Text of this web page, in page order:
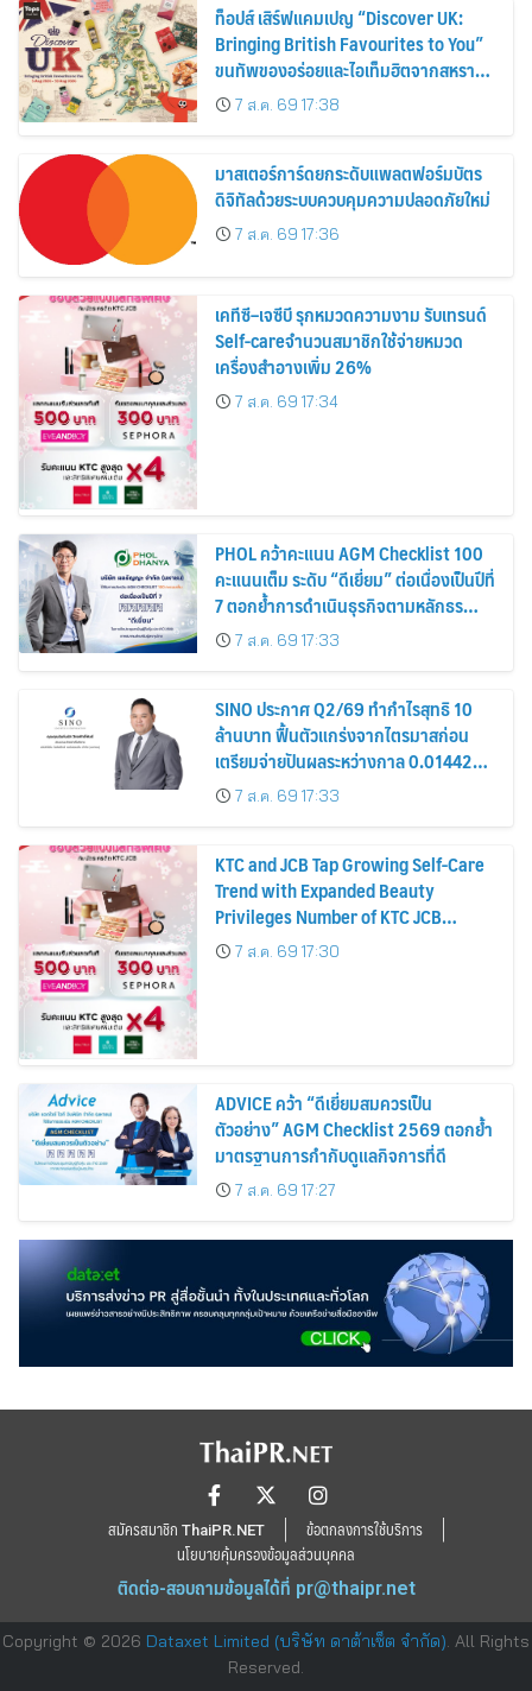
ท็อปส์ เสิร์ฟแคมเปญ “Discover UK:
Bringing British Favourites to You”
ขนทัพของอร่อยและไอเท็มฮิตจากสหราช
อาณาจักร ส่งตรงถึงมือตั้งแต่วันนี้ – 18
สิงหาคมนี้
7 ส.ค. 69 17:38
มาสเตอร์การ์ดยกระดับแพลตฟอร์มบัตร
ดิจิทัลด้วยระบบควบคุมความปลอดภัยใหม่
7 ส.ค. 69 17:36
เคทีซี–เจซีบี รุกหมวดความงาม รับเทรนด์
Self-careจำนวนสมาชิกใช้จ่ายหมวด
เครื่องสำอางเพิ่ม 26%
7 ส.ค. 69 17:34
PHOL คว้าคะแนน AGM Checklist 100
คะแนนเต็ม ระดับ “ดีเยี่ยม” ต่อเนื่องเป็นปีที่
7 ตอกย้ำการดำเนินธุรกิจตามหลักธร
รมาภิบาล โปร่งใส สร้างความเชื่อมั่นผู้ถือ
หุ้น
7 ส.ค. 69 17:33
SINO ประกาศ Q2/69 ทำกำไรสุทธิ 10
ล้านบาท ฟื้นตัวแกร่งจากไตรมาสก่อน
เตรียมจ่ายปันผลระหว่างกาล 0.014423
บาทต่อหุ้น ครึ่งปีหลังมุ่งเติบโตต่อเนื่อง
7 ส.ค. 69 17:33
KTC and JCB Tap Growing Self-Care
Trend with Expanded Beauty
Privileges Number of KTC JCB
Cardmembers Spending on
Cosmetics Rises 26%
7 ส.ค. 69 17:30
ADVICE คว้า “ดีเยี่ยมสมควรเป็น
ตัวอย่าง” AGM Checklist 2569 ตอกย้ำ
มาตรฐานการกำกับดูแลกิจการที่ดี
7 ส.ค. 69 17:27
สมัครสมาชิก ThaiPR.NET
ข้อตกลงการใช้บริการ
นโยบายคุ้มครองข้อมูลส่วนบุคคล
ติดต่อ-สอบถามข้อมูลได้ที่ pr@thaipr.net
Copyright © 2026 Dataxet Limited (บริษัท ดาต้าเซ็ต จำกัด). All Rights
Reserved.